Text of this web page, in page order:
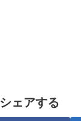
シェアする